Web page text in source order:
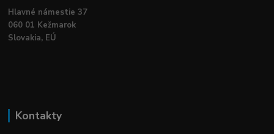
Hlavné námestie 37
060 01 Kežmarok
Slovakia, EÚ
Kontakty